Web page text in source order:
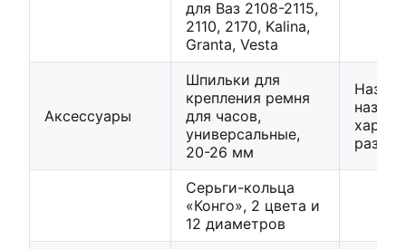
для Ваз 2108-2115,
2110, 2170, Kalina,
Granta, Vesta
Аксессуары
Шпильки для
крепления ремня
для часов,
универсальные,
20-26 мм
размер
Серьги-кольца
«Конго», 2 цвета и
12 диаметров